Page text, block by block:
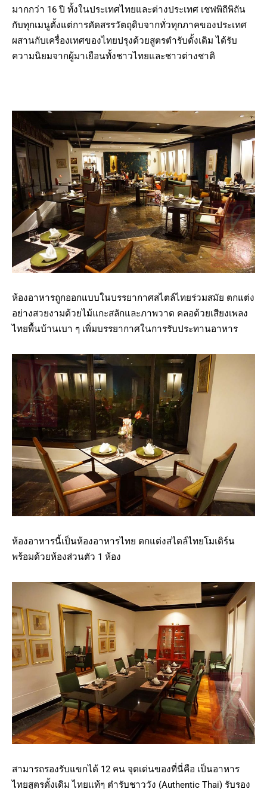
มากกว่า 16 ปี ทั้งในประเทศไทยและต่างประเทศ เชฟพิถีพิถัน
กับทุกเมนูตั้งแต่การคัดสรรวัตถุดิบจากทั่วทุกภาคของประเทศ
ผสานกับเครื่องเทศของไทยปรุงด้วยสูตรตำรับดั้งเดิม ได้รับ
ความนิยมจากผู้มาเยือนทั้งชาวไทยและชาวต่างชาติ
ห้องอาหารถูกออกแบบในบรรยากาศสไตล์ไทยร่วมสมัย ตกแต่ง
อย่างสวยงามด้วยไม้แกะสลักและภาพวาด คลอด้วยเสียงเพลง
ไทยพื้นบ้านเบา ๆ เพิ่มบรรยากาศในการรับประทานอาหาร
ห้องอาหารนี้เป็นห้องอาหารไทย ตกแต่งสไตล์ไทยโมเดิร์น
พร้อมด้วยห้องส่วนตัว 1 ห้อง
สามารถรองรับแขกได้ 12 คน จุดเด่นของที่นี่คือ เป็นอาหาร
ไทยสูตรดั้งเดิม ไทยแท้ๆ ตำรับชาววัง (Authentic Thai) รับรอง